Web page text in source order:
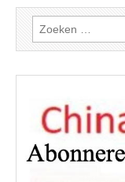
Zoeken
naar: